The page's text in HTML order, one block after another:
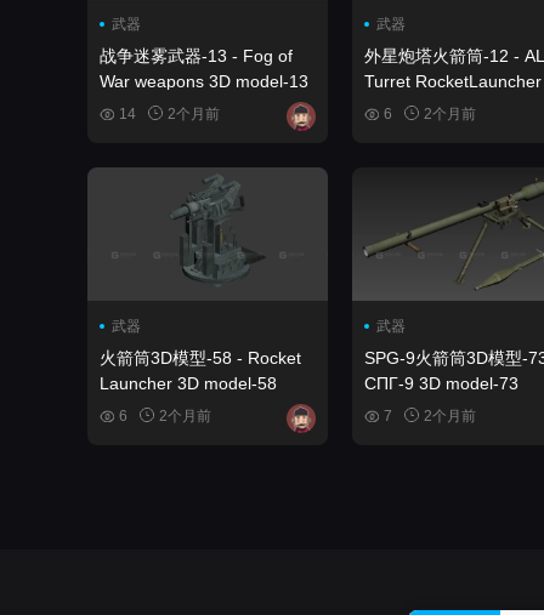
武器
战争迷雾武器-13 - Fog of
War weapons 3D model-13
14 2个月前
武器
外星炮塔火箭筒-12 -
Turret
model-12
6 2个月前
武器
火箭筒3D模型-58 - Rocket
Launcher 3D model-58
6 2个月前
武器
SPG-9火箭筒3D模型-
СПГ-9 3D model-73
7 2个月前